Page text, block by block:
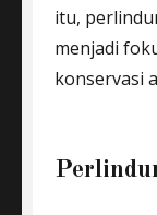
itu,
menjadi
konservasi